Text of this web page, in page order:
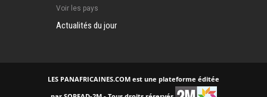
Voir les pays
Actualités du jour
LES PANAFRICAINES.COM est une plateforme éditée